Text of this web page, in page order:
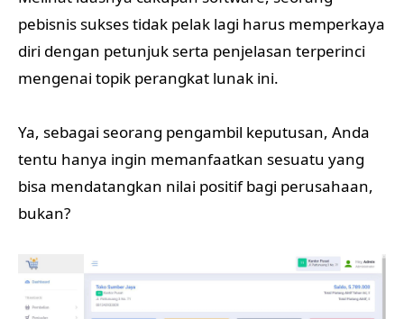
pebisnis sukses tidak pelak lagi harus memperkaya
diri dengan petunjuk serta penjelasan terperinci
mengenai topik perangkat lunak ini.
Ya, sebagai seorang pengambil keputusan, Anda
tentu hanya ingin memanfaatkan sesuatu yang
bisa mendatangkan nilai positif bagi perusahaan,
bukan?